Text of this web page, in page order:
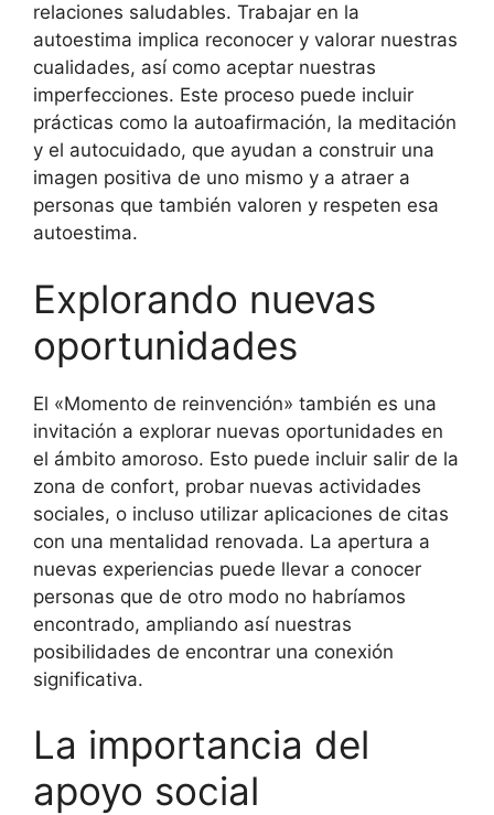
relaciones saludables. Trabajar en la
autoestima implica reconocer y valorar nuestras
cualidades, así como aceptar nuestras
imperfecciones. Este proceso puede incluir
prácticas como la autoafirmación, la meditación
y el autocuidado, que ayudan a construir una
imagen positiva de uno mismo y a atraer a
personas que también valoren y respeten esa
autoestima.
Explorando nuevas
oportunidades
El «Momento de reinvención» también es una
invitación a explorar nuevas oportunidades en
el ámbito amoroso. Esto puede incluir salir de la
zona de confort, probar nuevas actividades
sociales, o incluso utilizar aplicaciones de citas
con una mentalidad renovada. La apertura a
nuevas experiencias puede llevar a conocer
personas que de otro modo no habríamos
encontrado, ampliando así nuestras
posibilidades de encontrar una conexión
significativa.
La importancia del
apoyo social